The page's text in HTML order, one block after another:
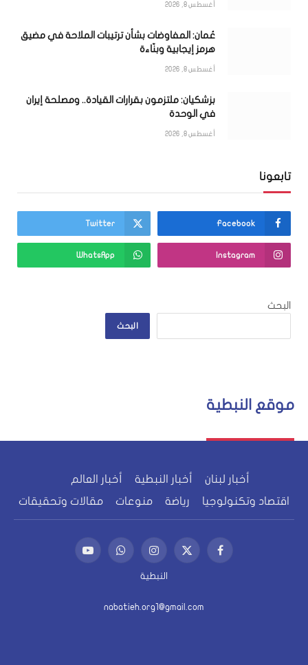
أغسطس 8, 2026
عُمان: المفاوضات بشأن ترتيبات الملاحة في مضيق
هرمز إيجابية وبنّاءة
أغسطس 8, 2026
بزشكيان: ملتزمون بقرارات القيادة.. ومصلحة إيران
في الوحدة
أغسطس 8, 2026
تابعونا
Facebook
Twitter
Instagram
WhatsApp
البحث
البحث
موقع النبطية
أخبار لبنان أخبار النبطية
أخبار العالم
اقتصاد وتكنولوجيا
رياضة منوعات مقالات وتحقيقات
فيسبوكX
(Twitter)
الانستغرامواتساب يوتيوب
النبطية
nabatieh.org1@gmail.com